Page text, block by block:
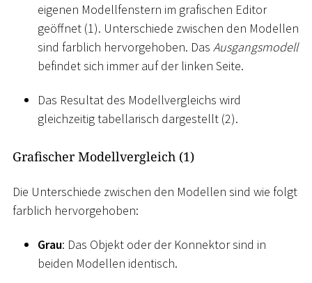
eigenen Modellfenstern im grafischen Editor
geöffnet (1). Unterschiede zwischen den Modellen
sind farblich hervorgehoben. Das Ausgangsmodell
befindet sich immer auf der linken Seite.
Das Resultat des Modellvergleichs wird
gleichzeitig tabellarisch dargestellt (2).
Grafischer Modellvergleich (1)
Die Unterschiede zwischen den Modellen sind wie folgt
farblich hervorgehoben:
Grau: Das Objekt oder der Konnektor sind in
beiden Modellen identisch.